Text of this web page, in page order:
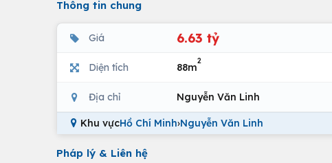
Thông tin chung
Giá 6.63 tỷ
Diện tích 88m
2
Địa chỉ Nguyễn Văn Linh
Khu vựcHồ Chí Minh›Nguyễn Văn Linh
Pháp lý & Liên hệ